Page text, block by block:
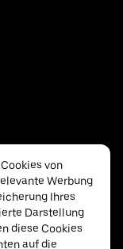
von
Werbung
Ihres
Darstellung
diese Cookies
auf die